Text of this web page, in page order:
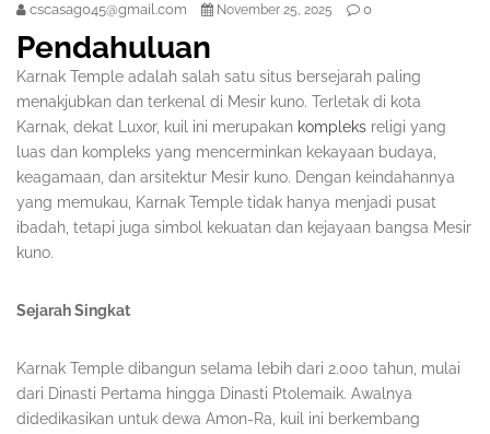
cscasag045@gmail.com November 25, 2025 0
Pendahuluan
Karnak Temple adalah salah satu situs bersejarah paling
menakjubkan dan terkenal di Mesir kuno. Terletak di kota
Karnak, dekat Luxor, kuil ini merupakan kompleks religi yang
luas dan kompleks yang mencerminkan kekayaan budaya,
keagamaan, dan arsitektur Mesir kuno. Dengan keindahannya
yang memukau, Karnak Temple tidak hanya menjadi pusat
ibadah, tetapi juga simbol kekuatan dan kejayaan bangsa Mesir
kuno.
Sejarah Singkat
Karnak Temple dibangun selama lebih dari 2.000 tahun, mulai
dari Dinasti Pertama hingga Dinasti Ptolemaik. Awalnya
didedikasikan untuk dewa Amon-Ra, kuil ini berkembang